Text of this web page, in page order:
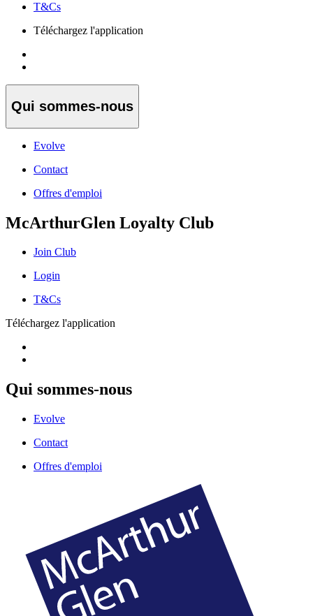
T&Cs
Téléchargez l'application
Qui sommes-nous
Evolve
Contact
Offres d'emploi
McArthurGlen Loyalty Club
Join Club
Login
T&Cs
Téléchargez l'application
Qui sommes-nous
Evolve
Contact
Offres d'emploi